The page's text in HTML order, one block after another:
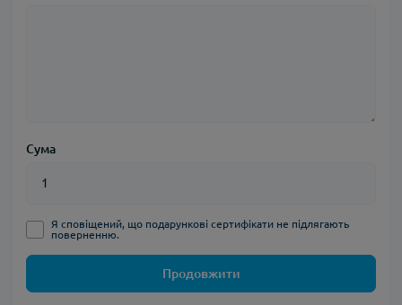
Сума
Я сповіщений, що подарункові сертифікати не підлягають
поверненню.
Продовжити